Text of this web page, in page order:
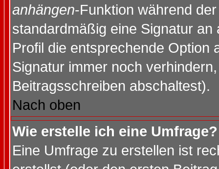
anhängen-Funktion während
standardmäßig eine Signatur
Profil die entsprechende Option
Signatur immer noch
Beitragsschreiben abschaltest).
Nach oben
Wie erstelle ich eine Umfrage?
Eine Umfrage zu erstellen ist